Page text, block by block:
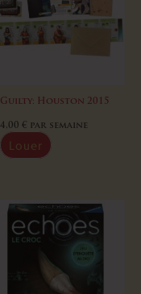
Guilty: Houston 2015
4,00 € par semaine
Louer